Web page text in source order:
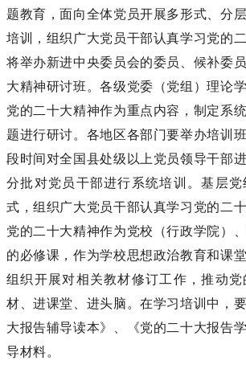
题教育，面向全体党员开展多形式、分
培训，组织广大党员干部认真学习党的
将举办新进中央委员会的委员、候补委
大精神研讨班。各级党委（党组）理论
党的二十大精神作为重点内容，制定系
题进行研讨。各地区各部门要举办培训
段时间对全国县处级以上党员领导干部
分批对党员干部进行系统培训。基层
式，组织广大党员干部认真学习党的二
党的二十大精神作为党校（行政学院）
的必修课，作为学校思想政治教育和课
组织开展对相关教材修订工作，推动
材、进课堂、进头脑。在学习培训中，
大报告辅导读本》、《党的二十大报告
导材料。